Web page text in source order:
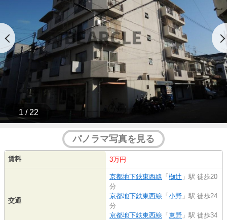
1 / 22
パノラマ写真を見る
賃料 3万円
交通
京都地下鉄東西線 「 椥辻 」駅 徒歩20
分
京都地下鉄東西線 「 小野 」駅 徒歩24
分
京都地下鉄東西線 「 東野 」駅 徒歩34